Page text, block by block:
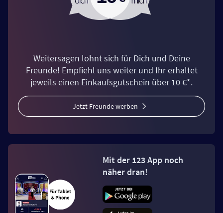
Weitersagen lohnt sich für Dich und Deine
Freunde! Empfiehl uns weiter und Ihr erhaltet
jeweils einen Einkaufsgutschein über 10 €*.
Jetzt Freunde werben
Mit der 123 App noch
näher dran!